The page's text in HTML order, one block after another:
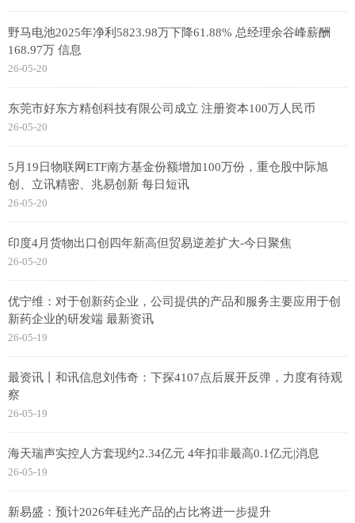
野马电池2025年净利5823.98万下降61.88% 总经理余谷峰薪酬
168.97万 信息
26-05-20
东莞市好东方精创科技有限公司成立 注册资本100万人民币
26-05-20
5月19日物联网ETF南方基金份额增加100万份，重仓股中际旭
创、立讯精密、兆易创新 每日短讯
26-05-20
印度4月货物出口创四年新高但贸易逆差扩大-今日聚焦
26-05-20
优宁维：对于创新药企业，公司提供的产品和服务主要应用于创
新药企业的研发端 最新资讯
26-05-19
最资讯丨和讯信息刘伟奇：下探4107点后展开反弹，力度有待观
察
26-05-19
海天瑞声实控人方套现约2.34亿元 4年扣非最高0.1亿元|消息
26-05-19
新易盛：预计2026年硅光产品的占比将进一步提升